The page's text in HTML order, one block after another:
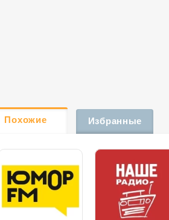
Похожие Избранные